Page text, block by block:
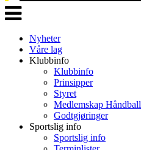
Veksle
navigasjon
Nyheter
Våre lag
Klubbinfo
Klubbinfo
Prinsipper
Styret
Medlemskap Håndball
Godtgjøringer
Sportslig info
Sportslig info